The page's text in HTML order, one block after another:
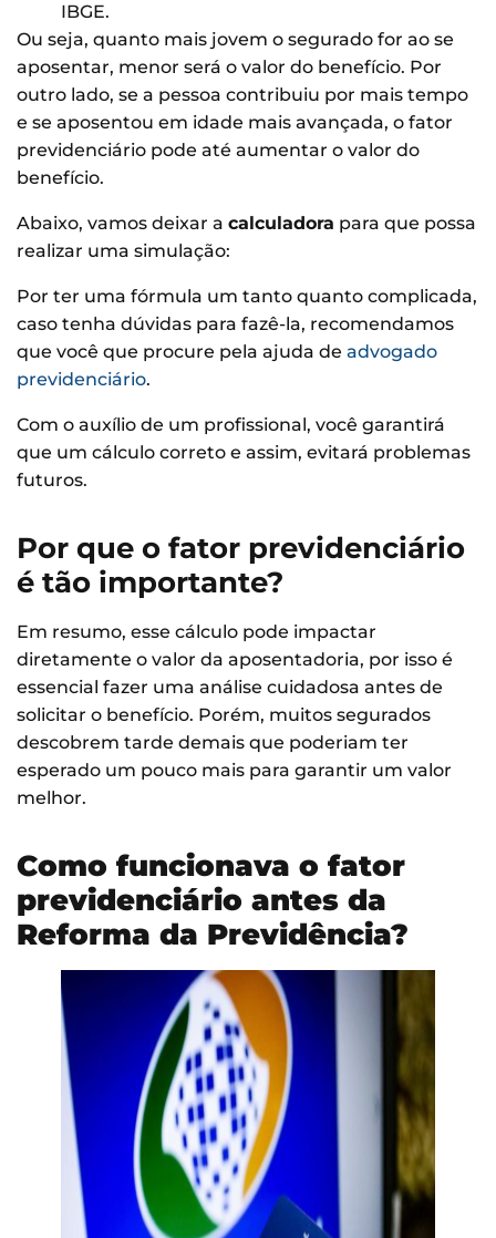
IBGE.
Ou seja, quanto mais jovem o segurado for ao se
aposentar, menor será o valor do benefício. Por
outro lado, se a pessoa contribuiu por mais tempo
e se aposentou em idade mais avançada, o fator
previdenciário pode até aumentar o valor do
benefício.
Abaixo, vamos deixar a calculadora para que possa
realizar uma simulação:
Por ter uma fórmula um tanto quanto complicada,
caso tenha dúvidas para fazê-la, recomendamos
que você que procure pela ajuda de advogado
previdenciário.
Com o auxílio de um profissional, você garantirá
que um cálculo correto e assim, evitará problemas
futuros.
Por que o fator previdenciário
é tão importante?
Em resumo, esse cálculo pode impactar
diretamente o valor da aposentadoria, por isso é
essencial fazer uma análise cuidadosa antes de
solicitar o benefício. Porém, muitos segurados
descobrem tarde demais que poderiam ter
esperado um pouco mais para garantir um valor
melhor.
Como funcionava o fator
previdenciário antes da
Reforma da Previdência?